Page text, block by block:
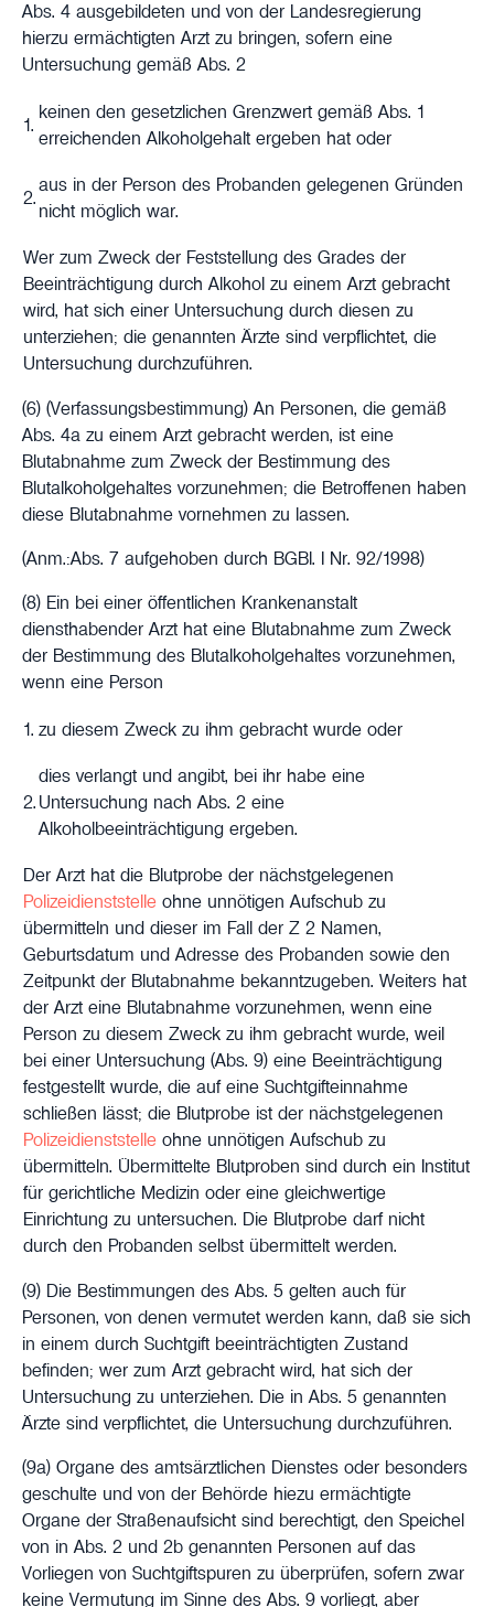
Abs. 4 ausgebildeten und von der Landesregierung
hierzu ermächtigten Arzt zu bringen, sofern eine
Untersuchung gemäß Abs. 2
1.
keinen den gesetzlichen Grenzwert gemäß Abs. 1
erreichenden Alkoholgehalt ergeben hat oder
2.
aus in der Person des Probanden gelegenen Gründen
nicht möglich war.
Wer zum Zweck der Feststellung des Grades der
Beeinträchtigung durch Alkohol zu einem Arzt gebracht
wird, hat sich einer Untersuchung durch diesen zu
unterziehen; die genannten Ärzte sind verpflichtet, die
Untersuchung durchzuführen.
(6) (Verfassungsbestimmung) An Personen, die gemäß
Abs. 4a zu einem Arzt gebracht werden, ist eine
Blutabnahme zum Zweck der Bestimmung des
Blutalkoholgehaltes vorzunehmen; die Betroffenen haben
diese Blutabnahme vornehmen zu lassen.
(Anm.:Abs. 7 aufgehoben durch BGBl. I Nr. 92/1998)
(8) Ein bei einer öffentlichen Krankenanstalt
diensthabender Arzt hat eine Blutabnahme zum Zweck
der Bestimmung des Blutalkoholgehaltes vorzunehmen,
wenn eine Person
1. zu diesem Zweck zu ihm gebracht wurde oder
2.
dies verlangt und angibt, bei ihr habe eine
Untersuchung nach Abs. 2 eine
Alkoholbeeinträchtigung ergeben.
Der Arzt hat die Blutprobe der nächstgelegenen
Polizeidienststelle ohne unnötigen Aufschub zu
übermitteln und dieser im Fall der Z 2 Namen,
Geburtsdatum und Adresse des Probanden sowie den
Zeitpunkt der Blutabnahme bekanntzugeben. Weiters hat
der Arzt eine Blutabnahme vorzunehmen, wenn eine
Person zu diesem Zweck zu ihm gebracht wurde, weil
bei einer Untersuchung (Abs. 9) eine Beeinträchtigung
festgestellt wurde, die auf eine Suchtgifteinnahme
schließen lässt; die Blutprobe ist der nächstgelegenen
Polizeidienststelle ohne unnötigen Aufschub zu
übermitteln. Übermittelte Blutproben sind durch ein Institut
für gerichtliche Medizin oder eine gleichwertige
Einrichtung zu untersuchen. Die Blutprobe darf nicht
durch den Probanden selbst übermittelt werden.
(9) Die Bestimmungen des Abs. 5 gelten auch für
Personen, von denen vermutet werden kann, daß sie sich
in einem durch Suchtgift beeinträchtigten Zustand
befinden; wer zum Arzt gebracht wird, hat sich der
Untersuchung zu unterziehen. Die in Abs. 5 genannten
Ärzte sind verpflichtet, die Untersuchung durchzuführen.
(9a) Organe des amtsärztlichen Dienstes oder besonders
geschulte und von der Behörde hiezu ermächtigte
Organe der Straßenaufsicht sind berechtigt, den Speichel
von in Abs. 2 und 2b genannten Personen auf das
Vorliegen von Suchtgiftspuren zu überprüfen, sofern zwar
keine Vermutung im Sinne des Abs. 9 vorliegt, aber